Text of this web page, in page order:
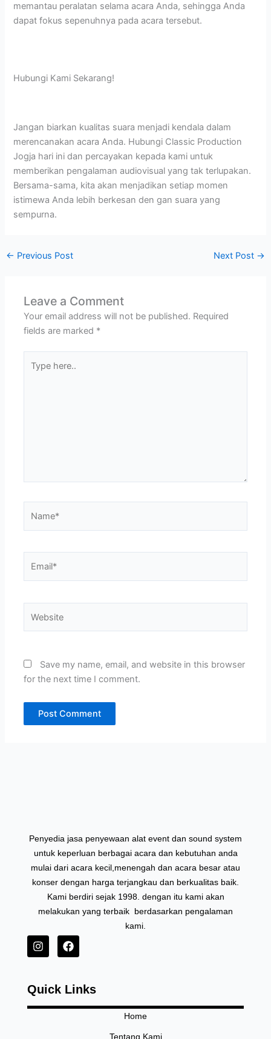
memantau peralatan selama acara Anda, sehingga Anda
dapat fokus sepenuhnya pada acara tersebut.
Hubungi Kami Sekarang!
Jangan biarkan kualitas suara menjadi kendala dalam
merencanakan acara Anda. Hubungi Classic Production
Jogja hari ini dan percayakan kepada kami untuk
memberikan pengalaman audiovisual yang tak terlupakan.
Bersama-sama, kita akan menjadikan setiap momen
istimewa Anda lebih berkesan den gan suara yang
sempurna.
← Previous Post Next Post →
Leave a Comment
Your email address will not be published. Required
fields are marked *
here..
Save my name, email, and website in this browser
for the next time I comment.
Penyedia jasa penyewaan alat event dan sound system
untuk keperluan berbagai acara dan kebutuhan anda
mulai dari acara kecil,menengah dan acara besar atau
konser dengan harga terjangkau dan berkualitas baik.
Kami berdiri sejak 1998. dengan itu kami akan
melakukan yang terbaik berdasarkan pengalaman
kami.
I
t
a
g
F
e
b
o
Quick Links
Home
Tentang Kami